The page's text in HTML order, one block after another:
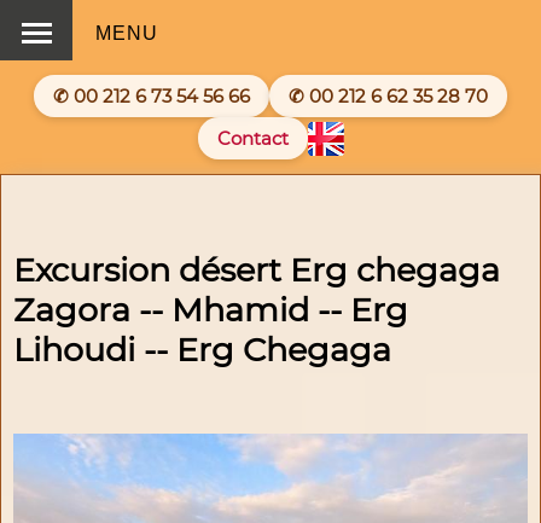
MENU
✆ 00 212 6 73 54 56 66
✆ 00 212 6 62 35 28 70
Contact
Excursion désert Erg chegaga
Zagora -- Mhamid -- Erg
Lihoudi -- Erg Chegaga